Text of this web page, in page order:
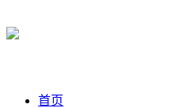
首页